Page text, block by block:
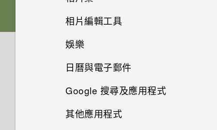
切換手機開關
插槽和卡片固定座
HTC One M9+
將螢幕解鎖
動作手勢
觸控手勢
開啟應用程式
軟體與應用程式更新
從 Android 手機傳輸內容
從 iPhone 傳輸內容的方式
透過iCloud傳送iPhone內容
法
刪除主題
編輯主題
何謂 HTC 主題？
下載主題或個別項目
選擇拍攝模式
縮放
在相片集內檢視相片和影片
新增相片或影片至相簿
簿
新增相片及影片標籤
相片編輯工具
選取相片進行編輯
調整相片
娛樂
切換 HTC BoomSound 的模式
使用 HTC BoomSound 搭配耳
機
日曆與電子郵件
檢視日曆
排程或編輯活動
Google 搜尋及應用程式
Now on Tap
其他應用程式